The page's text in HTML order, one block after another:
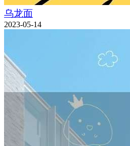
乌龙面
2023-05-14